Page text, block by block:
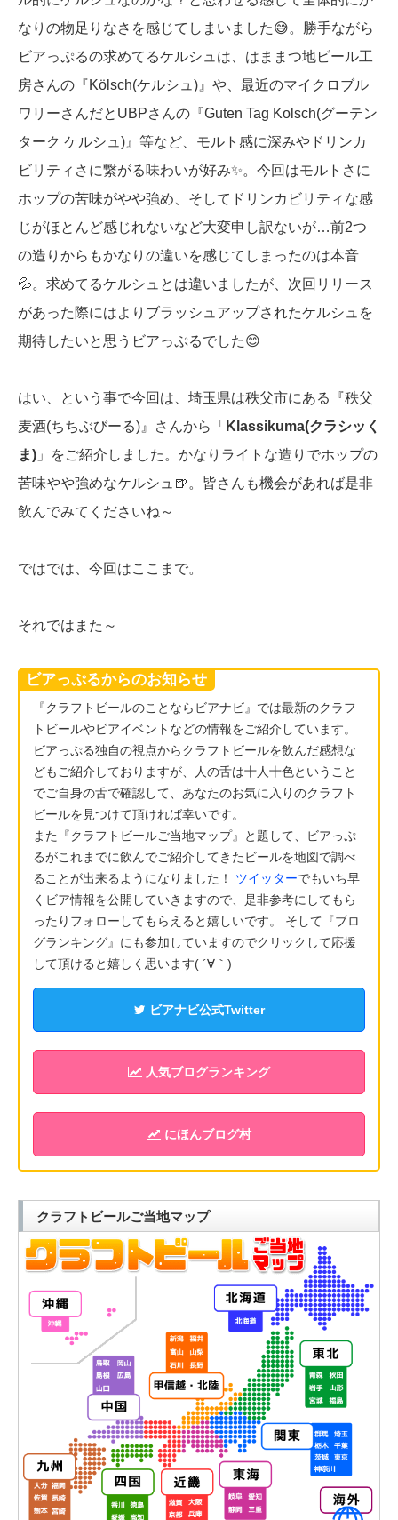
なりの物足りなさを感じてしまいました😅。勝手ながら
ビアっぷるの求めてるケルシュは、はままつ地ビール工
房さんの『Kölsch(ケルシュ)』や、最近のマイクロブル
ワリーさんだとUBPさんの『Guten Tag Kolsch(グーテン
ターク ケルシュ)』等など、モルト感に深みやドリンカ
ビリティさに繋がる味わいが好み✨。今回はモルトさに
ホップの苦味がやや強め、そしてドリンカビリティな感
じがほとんど感じれないなど大変申し訳ないが…前2つ
の造りからもかなりの違いを感じてしまったのは本音
💦。求めてるケルシュとは違いましたが、次回リリース
があった際にはよりブラッシュアップされたケルシュを
期待したいと思うビアっぷるでした😊
はい、という事で今回は、埼玉県は秩父市にある『秩父
麦酒(ちちぶびーる)』さんから「 Klassikuma(クラシッく
ま) 」をご紹介しました。かなりライトな造りでホップの
苦味やや強めなケルシュ🍺。皆さんも機会があれば是非
飲んでみてくださいね～
ではでは、今回はここまで。
それではまた～
ビアっぷるからのお知らせ
『クラフトビールのことならビアナビ』では最新のクラフ
トビールやビアイベントなどの情報をご紹介しています。
ビアっぷる独自の視点からクラフトビールを飲んだ感想な
どもご紹介しておりますが、人の舌は十人十色ということ
でご自身の舌で確認して、あなたのお気に入りのクラフト
ビールを見つけて頂ければ幸いです。
また『クラフトビールご当地マップ』と題して、ビアっぷ
るがこれまでに飲んでご紹介してきたビールを地図で調べ
ることが出来るようになりました！ ツイッターでもいち早
くビア情報を公開していきますので、是非参考にしてもら
ったりフォローしてもらえると嬉しいです。 そして『ブロ
グランキング』にも参加していますのでクリックして応援
して頂けると嬉しく思います( ´∀｀)
ビアナビ公式Twitter
人気ブログランキング
にほんブログ村
クラフトビールご当地マップ